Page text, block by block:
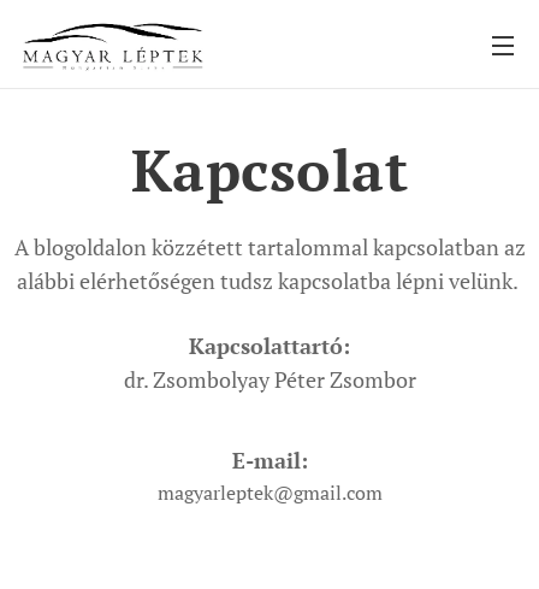
Kapcsolat
A blogoldalon közzétett tartalommal kapcsolatban az
alábbi elérhetőségen tudsz kapcsolatba lépni velünk.
Kapcsolattartó:
dr. Zsombolyay Péter Zsombor
E-mail:
magyarleptek@gmail.com